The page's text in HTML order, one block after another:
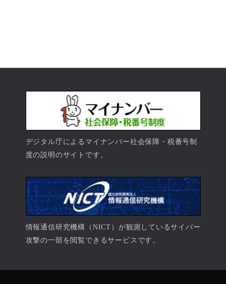
デジタル庁によるマイナンバー社会保障・税番号制
度の説明のサイトです。
情報通信研究機構（NICT）が観測しているサイバー
攻撃の一部を閲覧できるサービスです。